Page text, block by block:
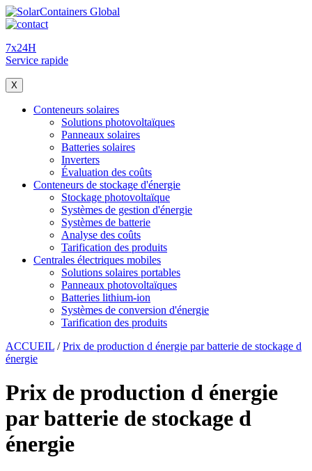
7x24H
Service rapide
X
Conteneurs solaires
Solutions photovoltaïques
Panneaux solaires
Batteries solaires
Inverters
Évaluation des coûts
Conteneurs de stockage d'énergie
Stockage photovoltaïque
Systèmes de gestion d'énergie
Systèmes de batterie
Analyse des coûts
Tarification des produits
Centrales électriques mobiles
Solutions solaires portables
Panneaux photovoltaïques
Batteries lithium-ion
Systèmes de conversion d'énergie
Tarification des produits
ACCUEIL /Prix de production d énergie par batterie de stockage d
énergie
Prix de production d énergie
par batterie de stockage d
énergie